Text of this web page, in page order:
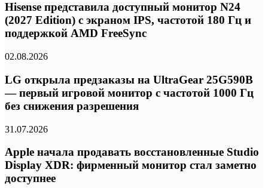
Hisense представила доступный монитор N24
(2027 Edition) с экраном IPS, частотой 180 Гц и
поддержкой AMD FreeSync
02.08.2026
LG открыла предзаказы на UltraGear 25G590B
— первый игровой монитор с частотой 1000 Гц
без снижения разрешения
31.07.2026
Apple начала продавать восстановленные Studio
Display XDR: фирменный монитор стал заметно
доступнее